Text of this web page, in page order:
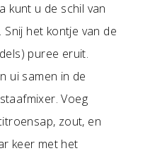
kunt u de schil van
het kontje van de
puree eruit.
ui samen in de
Voeg
zout, en
keer met het